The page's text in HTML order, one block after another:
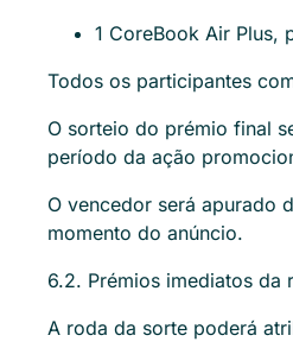
1 CoreBook Air Plus,
Todos os participantes
O sorteio do prémio final
período da ação
O vencedor será apurado
momento do anúncio.
6.2. Prémios imediatos da
A roda da sorte poderá